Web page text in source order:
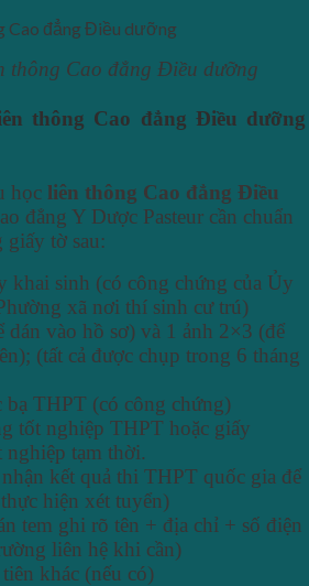
thông Cao đẳng Điều dưỡng
thông Cao đẳng Điều dưỡng
học liên thông Cao đẳng Điều
đẳng Y Dược Pasteur cần chuẩn
tờ sau:
khai sinh (có công chứng của Ủy
xã nơi thí sinh cư trú)
dán vào hồ sơ) và 1 ảnh 2×3 (để
(tất cả được chụp trong 6 tháng
bạ THPT (có công chứng)
tốt nghiệp THPT hoặc giấy
nghiệp tạm thời.
kết quả thi THPT quốc gia để
hiện xét tuyển)
tem ghi rõ tên + địa chỉ + số điện
liên hệ khi cần)
khác (nếu có)